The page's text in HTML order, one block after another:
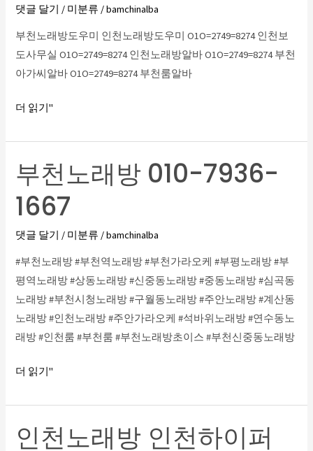
댓글 달기 / 미분류 /bamchinalba
부천노래방도우미 인천노래방도우미 O1O=2749=8274 인천보
도사무실 O1O=2749=8274 인천노래방알바 O1O=2749=8274 부천
아가씨알바 O1O=2749=8274 부천룸알바
O1O=2749=8274
인
천
노
방
바
O1O=2749=8274
부
천
아
가
씨
알
바
O1O=2749=8274
부
룸
바
더 읽기"
부천노래방 010-7936-
1667
댓글 달기 / 미분류 /bamchinalba
#부천노래방 #부천역노래방 #부천가라오케 #부평노래방 #부
평역노래방 #상동노래방 #신중동노래방 #중동노래방 #심곡동
노래방 #부천시청노래방 #구월동노래방 #주안노래방 #계산동
노래방 #인천노래방 #주안가라오케 #석바위노래방 #연수동노
래방 #인천룸 #부천룸 #부천노래방초이스 #부천신중동노래방
부
노
방
010-
7936-
1667
더 읽기"
인천노래방 인천하이퍼
인
천